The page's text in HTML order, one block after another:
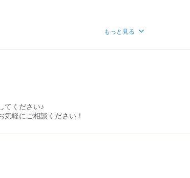
時間出勤も勿論大歓迎！
、ロングで出勤もOK！！
、
もなく、居心地の良さ抜群！！
れるスタッフさん、
もっと見る
てください♪
気軽にご相談ください！